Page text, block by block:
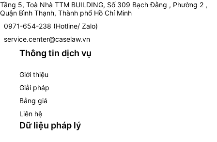
Tầng 5, Toà Nhà TTM BUILDING, Số 309 Bạch Đằng , Phường 2 ,
Quận Bình Thạnh, Thành phố Hồ Chí Minh
0971-654-238 (Hotline/ Zalo)
service.center@caselaw.vn
Thông tin dịch vụ
Giới thiệu
Giải pháp
Bảng giá
Liên hệ
Dữ liệu pháp lý